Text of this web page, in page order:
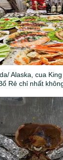
Alaska, cua
Rẻ chỉ nhất